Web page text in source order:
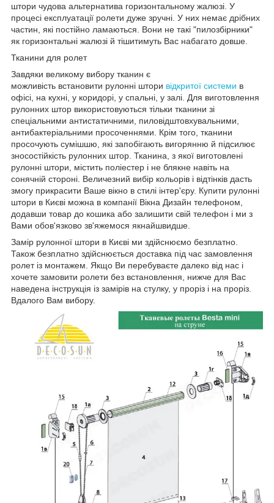
штори чудова альтернатива горизонтальному жалюзі. У
процесі експлуатації ролети дуже зручні. У них немає дрібних
частин, які постійно ламаються. Вони не такі "пилозбірники"
як горизонтальні жалюзі й тішитимуть Вас набагато довше.
Тканини для ролет
Завдяки великому вибору тканин є
можливість встановити рулонні штори відкритої системи в
офісі, на кухні, у коридорі, у спальні, у залі. Для виготовлення
рулонних штор використовуються тільки тканини зі
спеціальними антистатичними, пиловідштовхувальними,
антибактеріальними просоченнями. Крім того, тканини
просочують сумішшю, які запобігають вигорянню й підсилює
зносостійкість рулонних штор. Тканина, з якої виготовлені
рулонні штори, містить поліестер і не блякне навіть на
сонячній стороні. Величезний вибір кольорів і відтінків дасть
змогу прикрасити Ваше вікно в стилі інтер'єру. Купити рулонні
штори в Києві можна в компанії Вікна Дизайн телефоном,
додавши товар до кошика або залишити свій телефон і ми з
Вами обов'язково зв'яжемося якнайшвидше.
Замір рулонної штори в Києві ми здійснюємо безплатно.
Також безплатно здійснюється доставка під час замовлення
ролет із монтажем. Якщо Ви перебуваєте далеко від нас і
хочете замовити ролети без встановлення, нижче для Вас
наведена інструкція із замірів на стулку, у проріз і на проріз.
Вдалого Вам вибору.